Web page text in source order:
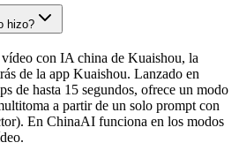
hizo?
con IA china de Kuaishou, la
de la app Kuaishou. Lanzado en
de hasta 15 segundos, ofrece un modo
a partir de un solo prompt con
En ChinaAI funciona en los modos